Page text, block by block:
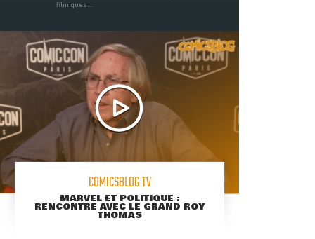
filmiques ...
COMICSBLOG TV
MARVEL ET POLITIQUE :
RENCONTRE AVEC LE GRAND ROY
THOMAS